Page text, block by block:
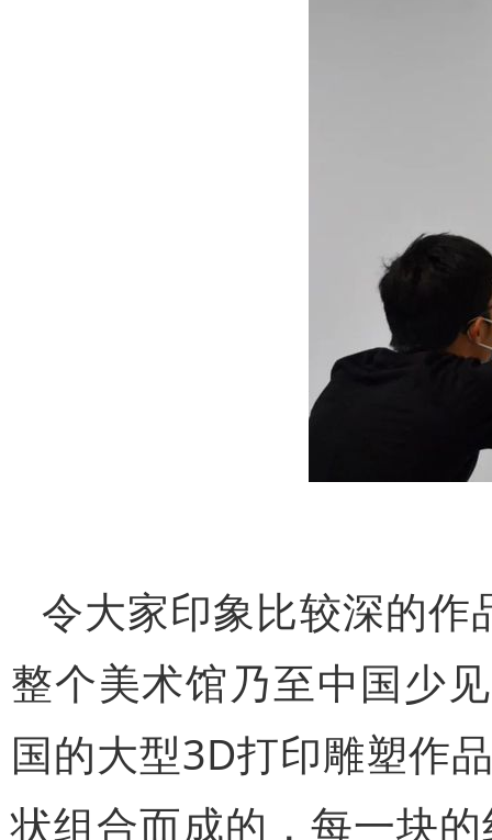
令大家印象比较深的作
整个美术馆乃至中国少
国的大型3D打印雕塑作
状组合而成的，每一块